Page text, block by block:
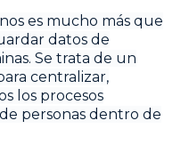
es mucho más que
datos de
Se trata de un
centralizar,
los procesos
personas dentro de